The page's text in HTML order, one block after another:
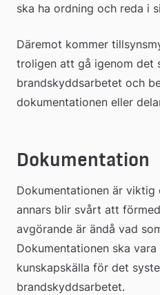
ska ha ordning och reda i
Däremot kommer
troligen att gå igenom det
brandskyddsarbetet och
dokumentationen eller
Dokumentation
Dokumentationen är
annars blir svårt att
avgörande är ändå vad
Dokumentationen ska
kunskapskälla för det
brandskyddsarbetet.